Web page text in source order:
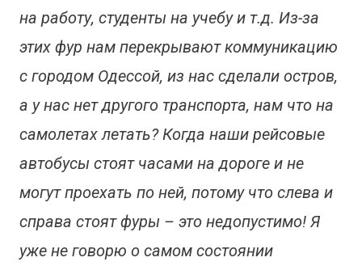
на работу, студенты на учебу и т.д. Из-за
этих фур нам перекрывают коммуникацию
с городом Одессой, из нас сделали остров,
а у нас нет другого транспорта, нам что на
самолетах летать? Когда наши рейсовые
автобусы стоят часами на дороге и не
могут проехать по ней, потому что слева и
справа стоят фуры – это недопустимо! Я
уже не говорю о самом состоянии